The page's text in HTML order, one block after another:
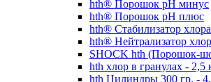
hth® Порошок pH минус
hth® Порошок pH плюс
hth® Стабилизатор
hth® Нейтрализатор
SHOCK hth (Порошок-
hth хлор в гранулах - 2,5
hth Цилиндры 300 гр. -